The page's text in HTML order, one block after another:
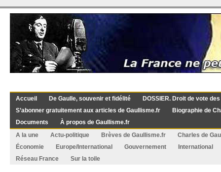
Accueil De Gaulle, souvenir et fidélité
DOSSIER. Droit de vote
S’abonner gratuitement aux articles de Gaullisme.fr
Biographie de
Documents
À propos de Gaullisme.fr
A la une
Actu-politique Brèves de Gaullisme.fr
Charles de
Économie
Europe/International Gouvernement
International
Réseau France
Sur la toile